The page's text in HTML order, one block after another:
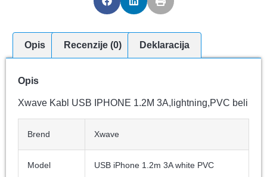
Opis Recenzije (0) Deklaracija
Opis
Xwave Kabl USB IPHONE 1.2M 3A,lightning,PVC beli
Brend Xwave
Model USB iPhone 1.2m 3A white PVC